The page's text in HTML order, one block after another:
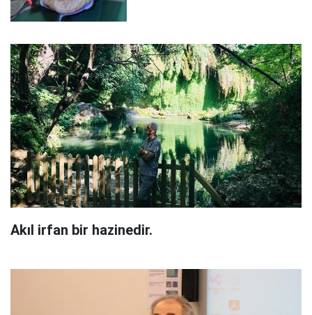
Akıl irfan bir hazinedir.